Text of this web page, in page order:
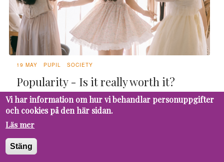
19 MAY PUPIL SOCIETY
Popularity - Is it really worth it?
When we think of popularity, we tend to imagine
something great and full of benefits: validation,
likability, being included, and, of course, numerous
who values true connection over being known, it is
Vi har information om hur vi behandlar personuppgifter
och cookies på den här sidan.
Läs mer
Stäng